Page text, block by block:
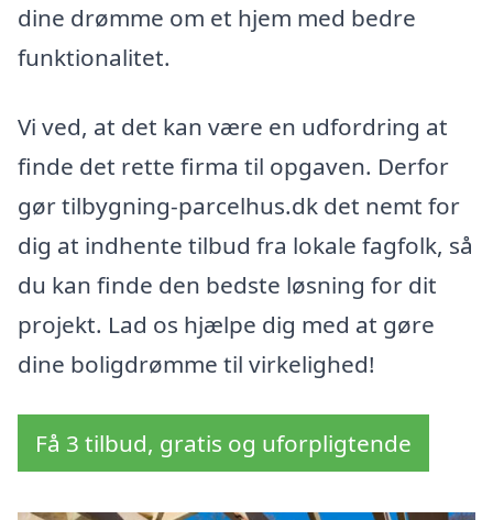
dine drømme om et hjem med bedre
funktionalitet.
Vi ved, at det kan være en udfordring at
finde det rette firma til opgaven. Derfor
gør tilbygning-parcelhus.dk det nemt for
dig at indhente tilbud fra lokale fagfolk, så
du kan finde den bedste løsning for dit
projekt. Lad os hjælpe dig med at gøre
dine boligdrømme til virkelighed!
Få 3 tilbud, gratis og uforpligtende